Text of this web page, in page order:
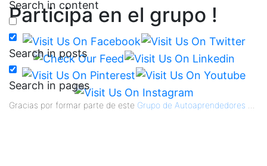
Search in content
Search in posts
Search in pages
Participa en el grupo !
Gracias por formar parte de este Grupo de Autoaprendedores